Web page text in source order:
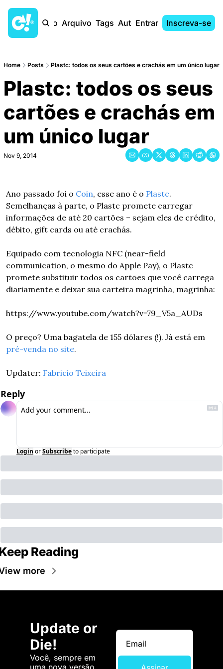
Início Arquivo Tags AutoresEntrar Inscreva-se
Home Posts Plastc: todos os seus cartões e crachás em um único lugar
Plastc: todos os seus
cartões e crachás em
um único lugar
Nov 9, 2014
Ano passado foi o Coin, esse ano é o Plastc.
Semelhanças à parte, o Plastc promete carregar
informações de até 20 cartões – sejam eles de crédito,
débito, gift cards ou até crachás.
Equipado com tecnologia NFC (near-field
communication, o mesmo do Apple Pay), o Plastc
promete substituir todos os cartões que você carrega
diariamente e deixar sua carteira magrinha, magrinha:
https://www.youtube.com/watch?v=79_V5a_AUDs
pré-venda no site.
Updater: Fabricio Teixeira
Reply
Login orSubscribeto participate
Reading
more
Update or
Die!
Você, sempre em
uma nova versão.